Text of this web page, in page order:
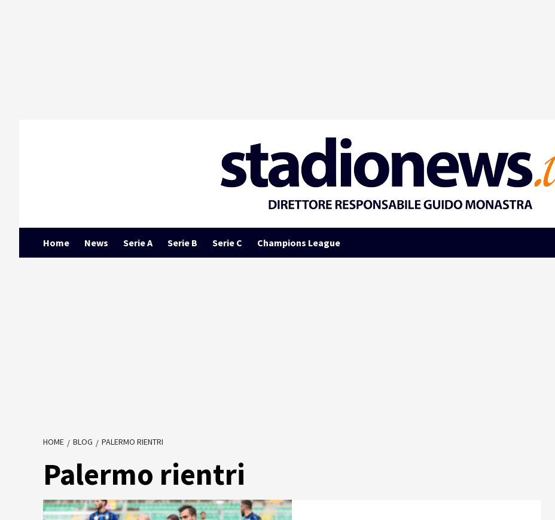
Home News Serie A Serie B Serie C Champions League
HOME BLOG PALERMO RIENTRI
Palermo rientri